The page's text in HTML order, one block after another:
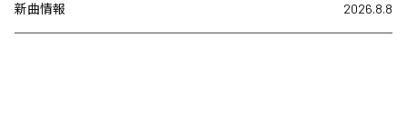
新曲情報 2026.8.8